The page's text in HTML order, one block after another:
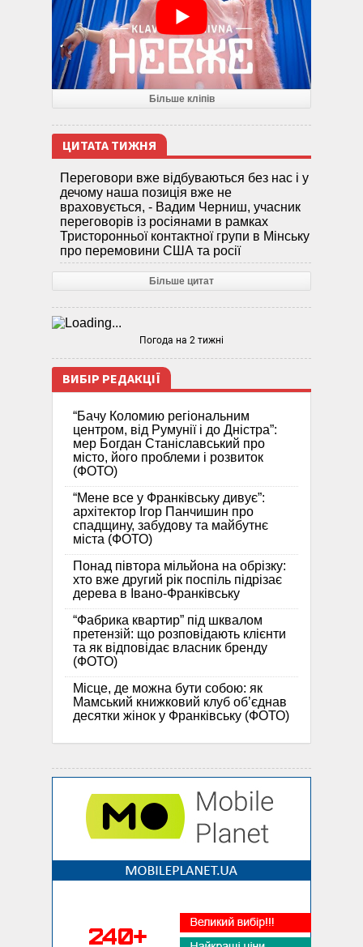
Більше кліпів
ЦИТАТА ТИЖНЯ
Переговори вже відбуваються без нас і у
дечому наша позиція вже не
враховується, - Вадим Черниш, учасник
переговорів із росіянами в рамках
Тристоронньої контактної групи в Мінську
про перемовини США та росії
Більше цитат
Погода на 2 тижні
ВИБІР РЕДАКЦІЇ
“Бачу Коломию регіональним
центром, від Румунії і до Дністра”:
мер Богдан Станіславський про
місто, його проблеми і розвиток
(ФОТО)
“Мене все у Франківську дивує”:
архітектор Ігор Панчишин про
спадщину, забудову та майбутнє
міста (ФОТО)
Понад півтора мільйона на обрізку:
хто вже другий рік поспіль підрізає
дерева в Івано-Франківську
“Фабрика квартир” під шквалом
претензій: що розповідають клієнти
та як відповідає власник бренду
(ФОТО)
Місце, де можна бути собою: як
Мамський книжковий клуб об’єднав
десятки жінок у Франківську (ФОТО)